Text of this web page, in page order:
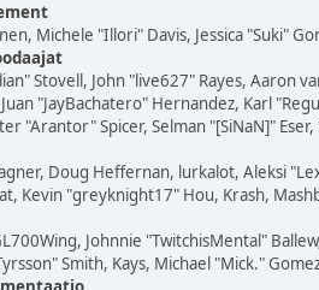
Michele "Illori" Davis, Jessica "Suki"
Stovell, John "live627" Rayes, Aaron
Juan "JayBachatero" Hernandez, Karl
"Arantor" Spicer, Selman "[SiNaN]"
Doug Heffernan, lurkalot, Aleksi
Kevin "greyknight17" Hou, Krash,
Johnnie "TwitchisMental"
Smith, Kays, Michael "Mick."